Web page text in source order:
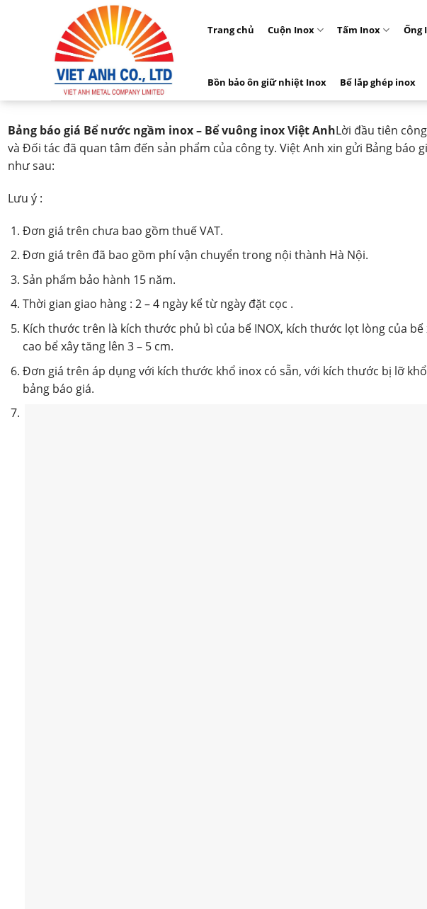
Trang chủ Cuộn Inox Tấm Inox Ống
Bồn bảo ôn giữ nhiệt Inox Bể lắp ghép inox
Bảng báo giá Bể nước ngầm inox – Bể vuông inox Việt AnhLời đầu tiên
và Đối tác đã quan tâm đến sản phẩm của công ty. Việt Anh xin gửi Bảng báo
như sau:
Lưu ý :
Đơn giá trên chưa bao gồm thuế VAT.
Đơn giá trên đã bao gồm phí vận chuyển trong nội thành Hà Nội.
Sản phẩm bảo hành 15 năm.
Thời gian giao hàng : 2 – 4 ngày kể từ ngày đặt cọc .
Kích thước trên là kích thước phủ bì của bể INOX, kích thước lọt lòng của
cao bể xây tăng lên 3 – 5 cm.
Đơn giá trên áp dụng với kích thước khổ inox có sẵn, với kích thước bị lỡ
bảng báo giá.